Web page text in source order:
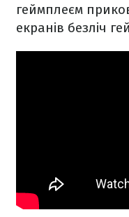
геймплеєм
екранів безліч